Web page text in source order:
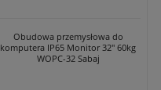
Obudowa przemysłowa do
komputera IP65 Monitor 32" 60kg
WOPC-32 Sabaj